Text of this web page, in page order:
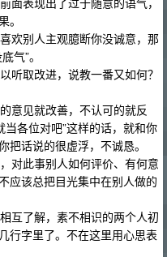
。
欢别人主观臆断你没诚意，那
气”。
听取改进，说教一番又如何？
意见就改善，不认可的就反
各位对吧”这样的话，就和你
话说的很虚浮，不诚恳。
对此事别人如何评价、有何意
应该总把目光集中在别人做的
互了解，素不相识的两个人初
行字里了。不在这里用心思表